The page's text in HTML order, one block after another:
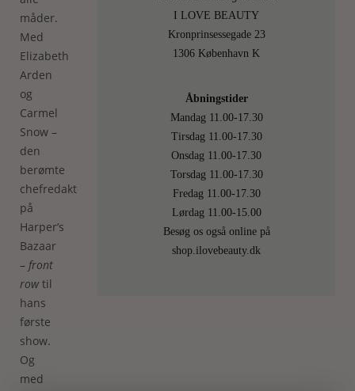
måder.
Med
Elizabeth
Arden
og
Carmel
Snow –
den
berømte
chefredaktør
på
Harper’s
Bazaar
– front
rowtil
hans
første
show.
Og
med
I LOVE BEAUTY
Kronprinsessegade 23
1306 København K
Åbningstider
Mandag 11.00-17.30
Tirsdag 11.00-17.30
Onsdag 11.00-17.30
Torsdag 11.00-17.30
Fredag 11.00-17.30
Lørdag 11.00-15.00
Besøg os også online på
shop.ilovebeauty.dk